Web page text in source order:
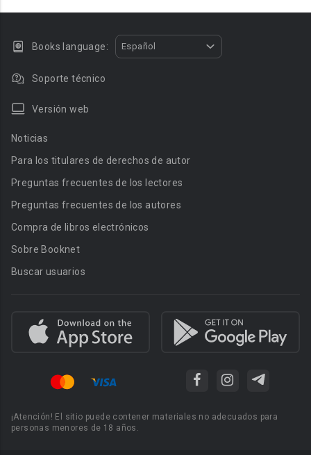
Books language: Español
Soporte técnico
Versión web
Noticias
Para los titulares de derechos de autor
Preguntas frecuentes de los lectores
Preguntas frecuentes de los autores
Compra de libros electrónicos
Sobre Booknet
Buscar usuarios
¡Atención! El sitio puede contener materiales no adecuados para
personas menores de 18 años.